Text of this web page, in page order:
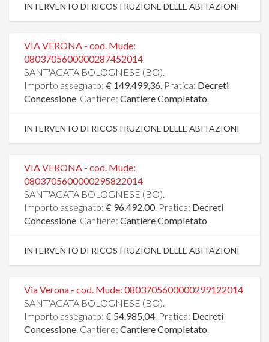
INTERVENTO DI RICOSTRUZIONE DELLE ABITAZIONI
VIA VERONA - cod. Mude:
0803705600000287452014
SANT'AGATA BOLOGNESE (BO).
Importo assegnato: € 149.499,36. Pratica: Decreti
Concessione. Cantiere: Cantiere Completato.
INTERVENTO DI RICOSTRUZIONE DELLE ABITAZIONI
VIA VERONA - cod. Mude:
0803705600000295822014
SANT'AGATA BOLOGNESE (BO).
Importo assegnato: € 96.492,00. Pratica: Decreti
Concessione. Cantiere: Cantiere Completato.
INTERVENTO DI RICOSTRUZIONE DELLE ABITAZIONI
Via Verona - cod. Mude: 0803705600000299122014
SANT'AGATA BOLOGNESE (BO).
Importo assegnato: € 54.985,04. Pratica: Decreti
Concessione. Cantiere: Cantiere Completato.